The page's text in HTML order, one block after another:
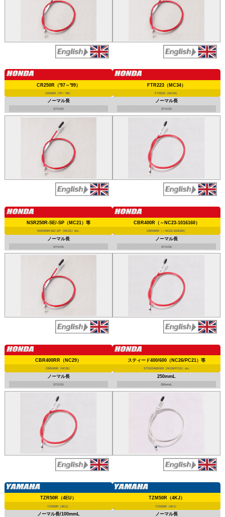
CR250R（'97～'99）
CR250R（'97～'99）
ノーマル長
STOCK
FTR223（MC34）
FTR223（MC34）
ノーマル長
STOCK
NSR250R-SE/-SP（MC21）等
NSR250R-SE/-SP（MC21）etc.
ノーマル長
STOCK
CBR400R（～NC23-1016160）
CBR400R（～NC23-1016160）
ノーマル長
STOCK
CBR400RR（NC29）
CBR400R（NC29）
ノーマル長
STOCK
スティード400/600（NC26/PC21）等
STEED400/600（NC26/PC21）etc.
250mmL
250mmL
TZR50R（4EU）
TZR50R（4EU）
ノーマル長/100mmL
TZM50R（4KJ）
TZM50R（4KJ）
ノーマル長